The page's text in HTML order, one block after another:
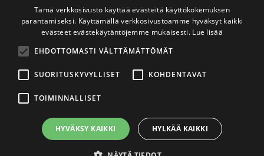
© 2026Katsomusdialogi.Made with ❤ byAvoin.Systems
Tietosuojaseloste
Tämä verkkosivusto käyttää evästeitä käyttökokemuksen
parantamiseksi. Käyttämällä verkkosivustoamme hyväksyt kaikki
evästeet evästekäytäntöjemme mukaisesti. Lue lisää
EHDOTTOMASTI VÄLTTÄMÄTTÖMÄT
SUORITUSKYVYLLISET KOHDENTAVAT
TOIMINNALLISET
HYVÄKSY KAIKKI HYLKÄÄ KAIKKI